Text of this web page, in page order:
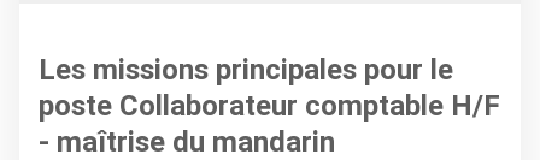
Les missions principales pour le
poste Collaborateur comptable H/F
- maîtrise du mandarin